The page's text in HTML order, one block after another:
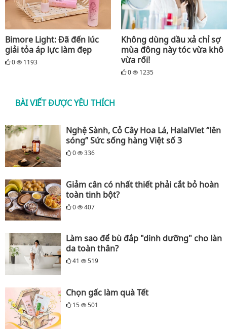
Bimore Light: Đã đến lúc
giải tỏa áp lực làm đẹp
0 1193
Không dùng dầu xả chỉ sợ
mùa đông này tóc vừa khô
vừa rối!
0 1235
BÀI VIẾT ĐƯỢC YÊU THÍCH
Nghệ Sành, Cỏ Cây Hoa Lá, HalalViet “lên
sóng” Sức sống hàng Việt số 3
0 336
Giảm cân có nhất thiết phải cắt bỏ hoàn
toàn tinh bột?
0 407
Làm sao để bù đắp "dinh dưỡng" cho làn
da toàn thân?
41 519
Chọn gấc làm quà Tết
15 501